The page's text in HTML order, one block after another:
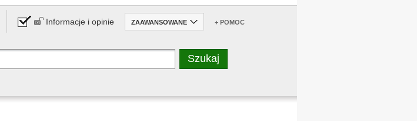
Informacje i opinie ZAAWANSOWANE + POMOC